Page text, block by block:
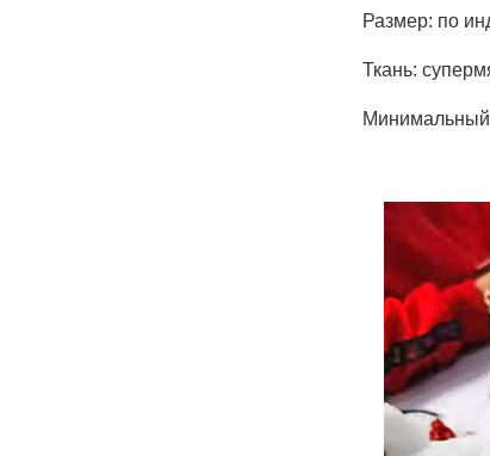
Размер: по
Ткань:
Минимальный